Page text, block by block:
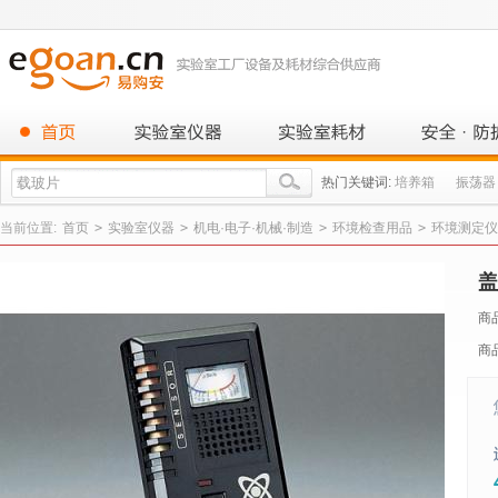
热门关键词: 培养箱 振荡器
当前位置: 首页 > 实验室仪器 > 机电·电子·机械·制造 > 环境检查用品 > 环境测定
商
商